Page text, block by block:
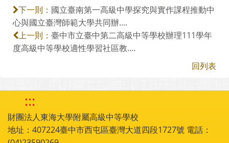
下一則： 國立臺南第一高級中學探究與實作課程推動中
心與國立臺灣師範大學共同辦....
上一則： 臺中市立臺中第二高級中等學校辦理111學年
度高級中等學校適性學習社區教....
回列表
:::
財團法人東海大學附屬高級中等學校
地址：407224臺中市西屯區臺灣大道四段1727號 電話：